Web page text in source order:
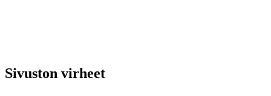
Sivuston virheet